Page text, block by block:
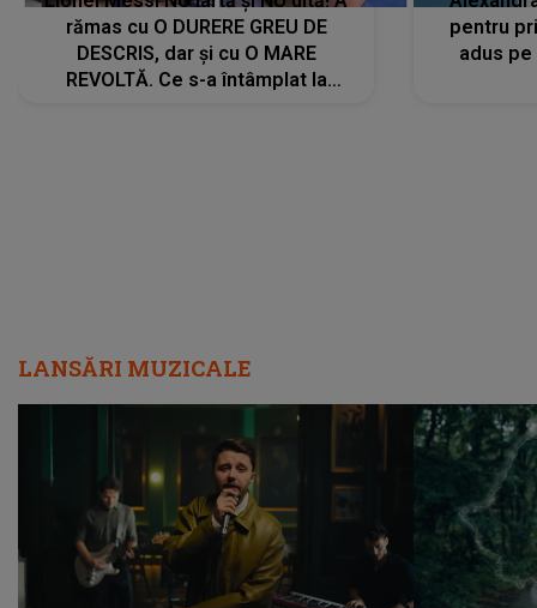
rămas cu O DURERE GREU DE
DESCRIS, dar și cu O MARE
REVOLTĂ. Ce s-a întâmplat la
pentru
adus
LANSĂRI MUZICALE